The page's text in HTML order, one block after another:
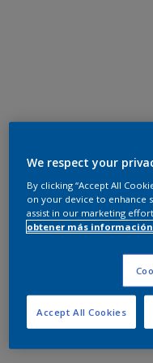
We respect your
By clicking “Accept All
on your device to enhance
assist in our marketing
obtener más
Accept All Cookies